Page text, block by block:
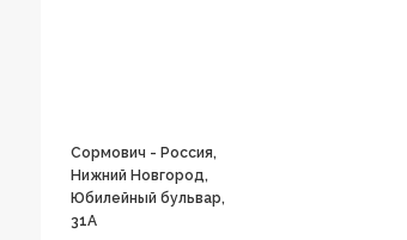
Сормович - Россия,
Нижний Новгород,
Юбилейный бульвар,
31А